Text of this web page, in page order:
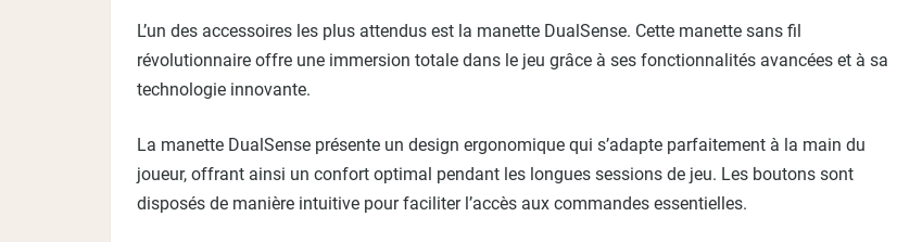
L’un des accessoires les plus attendus est la manette DualSense. Cette manette sans fil
révolutionnaire offre une immersion totale dans le jeu grâce à ses fonctionnalités avancées et à sa
technologie innovante.
La manette DualSense présente un design ergonomique qui s’adapte parfaitement à la main du
joueur, offrant ainsi un confort optimal pendant les longues sessions de jeu. Les boutons sont
disposés de manière intuitive pour faciliter l’accès aux commandes essentielles.